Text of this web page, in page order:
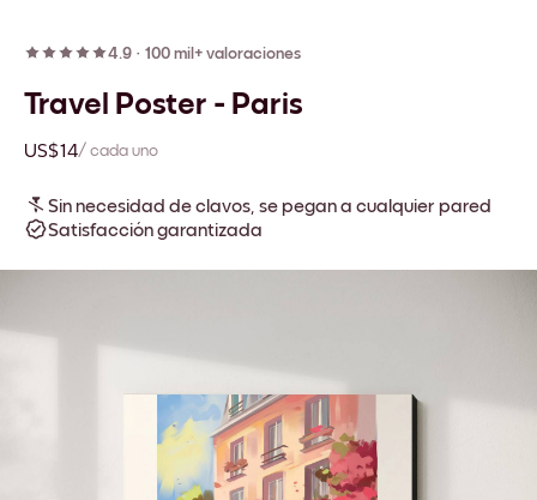
4.9 · 100 mil+ valoraciones
Travel Poster - Paris
US$14/ cada uno
Sin necesidad de clavos, se pegan a cualquier pared
Satisfacción garantizada